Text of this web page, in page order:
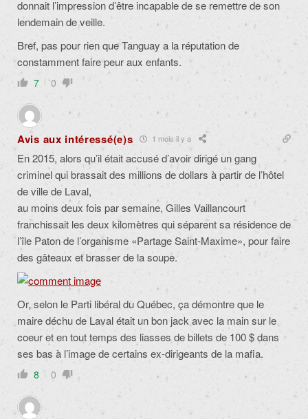
donnait l’impression d’être incapable de se remettre de son
lendemain de veille.
Bref, pas pour rien que Tanguay a la réputation de
constamment faire peur aux enfants.
7 0
Avis aux intéressé(e)s 1 mois il y a
En 2015, alors qu’il étaitaccusé d’avoir dirigé un gang
criminel qui brassait des millions de dollars à partir de l’hôtel
de ville de Laval,
au moins deux fois par semaine, Gilles Vaillancourt
franchissait les deux kilomètres qui séparent sa résidence de
l’île Paton de l’organisme «Partage Saint-Maxime», pour faire
des gâteaux et brasser de la soupe.
Or, selon le Parti libéral du Québec, ça démontre que le
maire déchu de Laval était un bon jack avec la main sur le
coeur et en tout temps des liasses de billets de 100 $ dans
ses bas à l’image de certains ex-dirigeants de la mafia.
8 0